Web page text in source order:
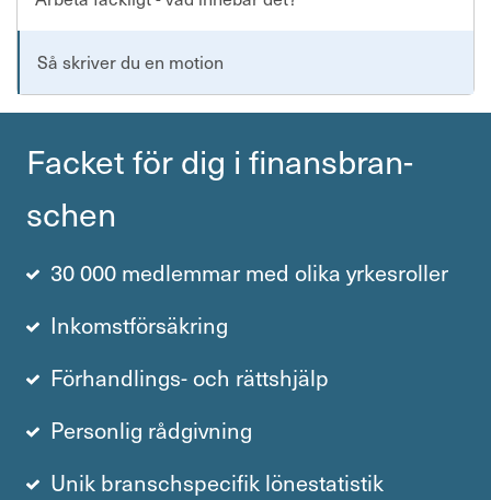
Så skriver du en motion
Facket för dig i finans­bran­
schen
30 000 medlemmar med olika yrkesroller
Inkomstförsäkring
Förhandlings- och rättshjälp
Personlig rådgivning
Unik branschspecifik lönestatistik